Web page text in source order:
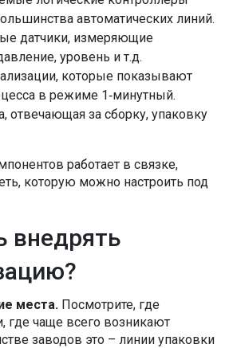
автоматических линий.
датчики, измеряющие
уровень и т.д.
которые показывают
в режиме 1‑минутный.
отвечающая за сборку, упаковку
работает в связке,
которую можно настроить под
внедрять
места. Посмотрите, где
где чаще всего возникают
заводов это – линии упаковки